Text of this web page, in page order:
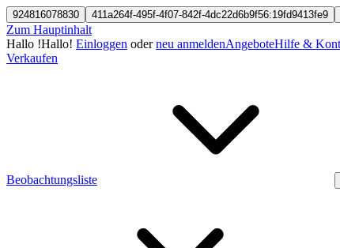
924816078830 411a264f-495f-4f07-842f-4dc22d6b9f56:19fd9413fe9
Zum Hauptinhalt
Hallo !Hallo! Einloggen oderneu anmeldenAngeboteHilfe &
Verkaufen
Beobachtungsliste